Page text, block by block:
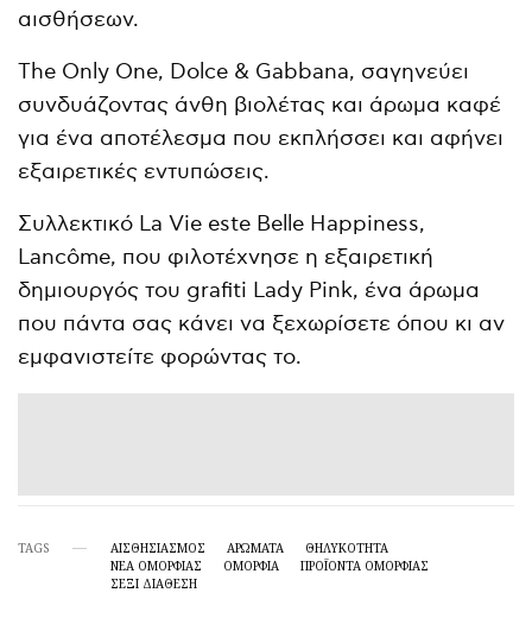
αισθήσεων.
The Only One, Dolce & Gabbana, σαγηνεύει
συνδυάζοντας άνθη βιολέτας και άρωμα καφέ
για ένα αποτέλεσμα που εκπλήσσει και αφήνει
εξαιρετικές εντυπώσεις.
Συλλεκτικό La Vie este Belle Happiness,
Lancôme, που φιλοτέχνησε η εξαιρετική
δημιουργός του grafiti Lady Pink, ένα άρωμα
που πάντα σας κάνει να ξεχωρίσετε όπου κι αν
εμφανιστείτε φορώντας το.
TAGS ΑΙΣΘΗΣΙΑΣΜΌΣ ΑΡΏΜΑΤΑ
ΘΗΛΥΚΌΤΗΤΑ
ΝΈΑ ΟΜΟΡΦΙΆΣ
ΟΜΟΡΦΙΆ
ΠΡΟΪΌΝΤΑ ΟΜΟΡΦΙΆΣ
ΣΈΞΙ ΔΙΆΘΕΣΗ